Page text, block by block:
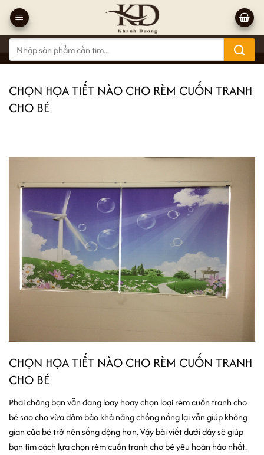
qua
nội
dung
Tìm
kiếm:
CHỌN HỌA TIẾT NÀO CHO RÈM CUỐN TRANH
CHO BÉ
CHỌN HỌA TIẾT NÀO CHO RÈM CUỐN TRANH
CHO BÉ
Phải chăng bạn vẫn đang loay hoay chọn loại rèm cuốn tranh cho
bé sao cho vừa đảm bảo khả năng chống nắng lại vẫn giúp không
gian của bé trở nên sống động hơn. Vậy bài viết dưới đây sẽ giúp
bạn tìm cách lựa chọn rèm cuốn tranh cho bé yêu hoàn hảo nhất.